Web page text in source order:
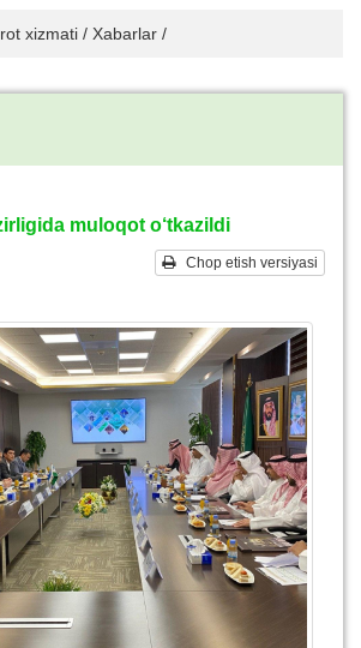
xizmati / Xabarlar /
muloqot o‘tkazildi
Chop etish versiyasi